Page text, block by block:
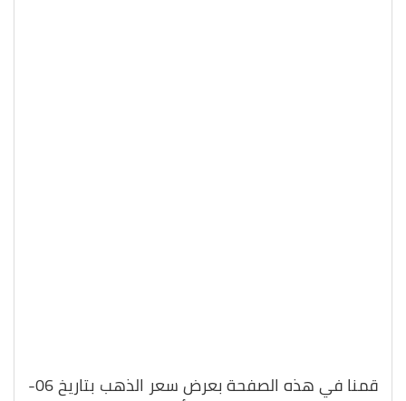
قمنا في هذه الصفحة بعرض سعر الذهب بتاريخ 06-